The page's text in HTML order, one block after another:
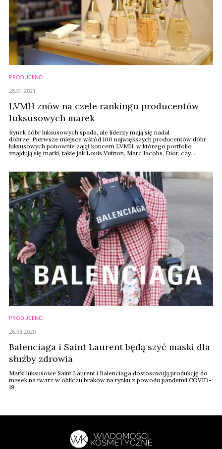
PRODUCENCI
LVMH znów na czele rankingu producentów
luksusowych marek
Rynek dóbr luksusowych spada, ale liderzy mają się nadal
dobrze. Pierwsze miejsce wśród 100 największych producentów dóbr
luksusowych ponownie zajął koncern LVMH, w którego portfolio
znajdują się marki, takie jak Louis Vuitton, Marc Jacobs, Dior, czy
28.01.2021
PRODUCENCI
Balenciaga i Saint Laurent będą szyć maski dla
służby zdrowia
Marki luksusowe Saint Laurent i Balenciaga dostosowują produkcję do
masek na twarz w obliczu braków na rynku z powodu pandemii COVID-
19.
26.03.2020